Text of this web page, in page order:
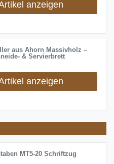
anzeigen
aus Ahorn Massivholz –
& Servierbrett
anzeigen
MT5-20 Schriftzug